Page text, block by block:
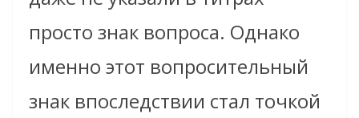
просто знак вопроса. Однако
именно этот вопросительный
знак впоследствии стал точкой